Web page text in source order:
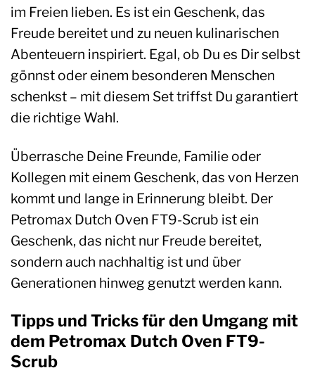
im Freien lieben. Es ist ein Geschenk, das
Freude bereitet und zu neuen kulinarischen
Abenteuern inspiriert. Egal, ob Du es Dir selbst
gönnst oder einem besonderen Menschen
schenkst – mit diesem Set triffst Du garantiert
die richtige Wahl.
Überrasche Deine Freunde, Familie oder
Kollegen mit einem Geschenk, das von Herzen
kommt und lange in Erinnerung bleibt. Der
Petromax Dutch Oven FT9-Scrub ist ein
Geschenk, das nicht nur Freude bereitet,
sondern auch nachhaltig ist und über
Generationen hinweg genutzt werden kann.
Tipps und Tricks für den Umgang mit
dem Petromax Dutch Oven FT9-
Scrub